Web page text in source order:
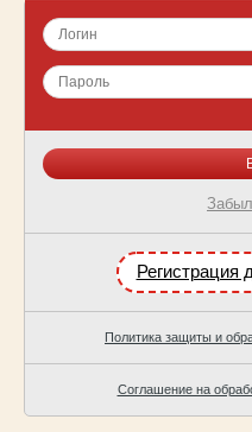
Регистрация
Политика защиты и
Соглашение на